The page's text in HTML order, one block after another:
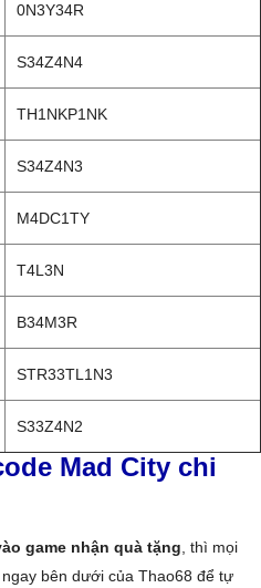
0N3Y34R
S34Z4N4
TH1NKP1NK
S34Z4N3
M4DC1TY
T4L3N
B34M3R
STR33TL1N3
S33Z4N2
Mad City chi
game nhận quà tặng , thì mọi
bên dưới của Thao68 để tự